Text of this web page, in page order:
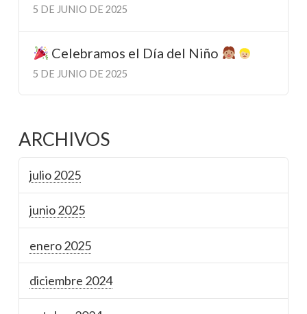
5 DE JUNIO DE 2025
Celebramos el Día del Niño
5 DE JUNIO DE 2025
ARCHIVOS
julio 2025
junio 2025
enero 2025
diciembre 2024